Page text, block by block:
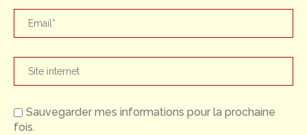
Sauvegarder mes informations pour la prochaine
fois.